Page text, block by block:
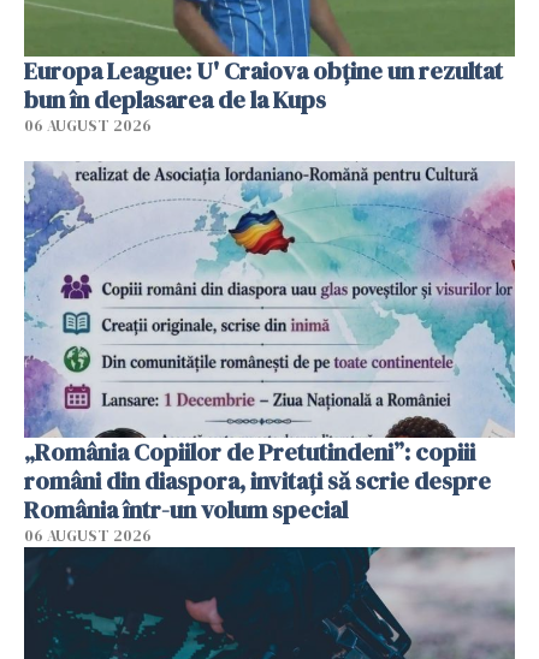
Europa League: U' Craiova obține un rezultat
bun în deplasarea de la Kups
06 AUGUST 2026
„România Copiilor de Pretutindeni”: copiii
români din diaspora, invitați să scrie despre
România într-un volum special
06 AUGUST 2026